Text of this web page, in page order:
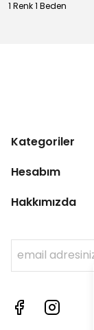
1 Renk 1 Beden
Kategoriler
Hesabım
Hakkımızda